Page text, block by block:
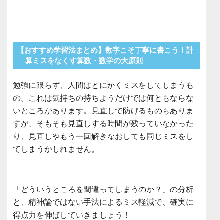
【おすすめ学習法まとめ】数字こそ丁寧に書こう！計
算ミスをなくす算数・数学の大原則
勉強に限らず、人間はとにかくミスをしてしまうも
の。これは気持ちの持ちようだけでは何ともならな
いところがあります。見直しで防げるものもありま
すが、そもそも見直しする時間が残っていなかった
り、見直しやもう一回解きなおしても同じミスをし
てしまうかしれません。
「どういうところを間違ってしまうのか？」の分析
と、精神論ではない手法によるミス軽減で、確実に
得点力を伸ばしていきましょう！